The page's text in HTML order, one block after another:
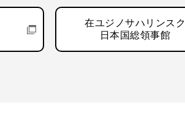
在ユジノサハリンスク
日本国総領事館